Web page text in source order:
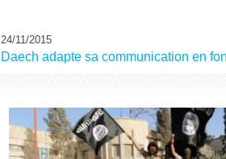
24/11/2015
Daech adapte sa communication en